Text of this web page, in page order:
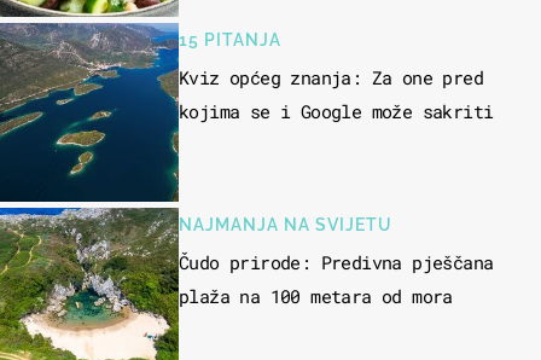
15 PITANJA
Kviz općeg znanja: Za one pred
kojima se i Google može sakriti
NAJMANJA NA SVIJETU
Čudo prirode: Predivna pješčana
plaža na 100 metara od mora